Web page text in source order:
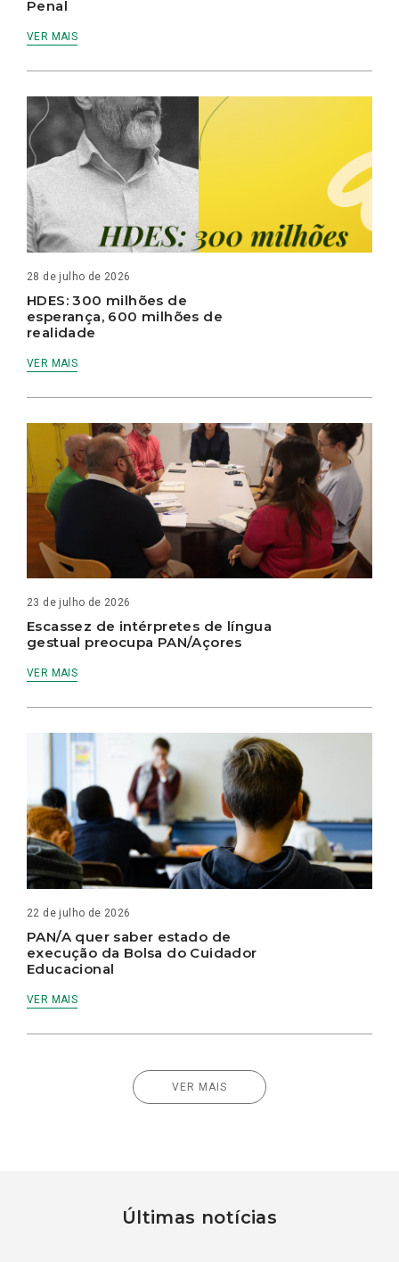
Penal
VER MAIS
28 de julho de 2026
HDES: 300 milhões de
esperança, 600 milhões de
realidade
VER MAIS
23 de julho de 2026
Escassez de intérpretes de língua
gestual preocupa PAN/Açores
VER MAIS
22 de julho de 2026
PAN/A quer saber estado de
execução da Bolsa do Cuidador
Educacional
VER MAIS
VER MAIS
Últimas notícias